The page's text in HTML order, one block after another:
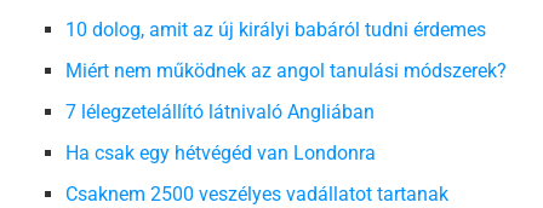
10 dolog, amit az új királyi babáról tudni érdemes
Miért nem működnek az angol tanulási módszerek?
7 lélegzetelállító látnivaló Angliában
Ha csak egy hétvégéd van Londonra
Csaknem 2500 veszélyes vadállatot tartanak